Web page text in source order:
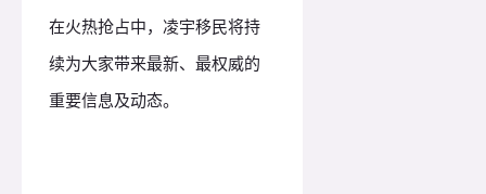
在火热抢占中，凌宇移民将持
续为大家带来最新、最权威的
重要信息及动态。